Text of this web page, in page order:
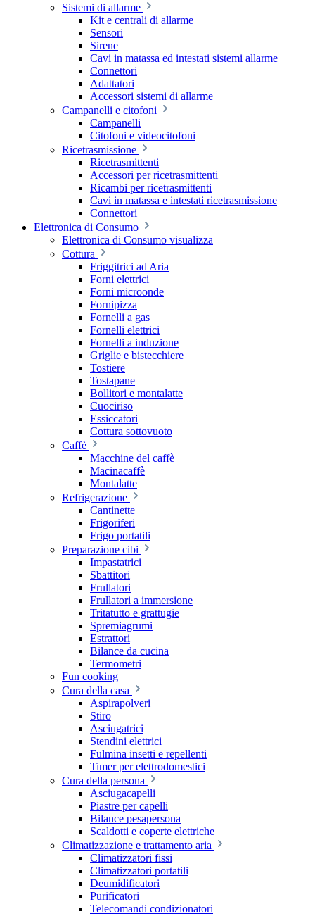
Sistemi di allarme
Kit e centrali di allarme
Sensori
Sirene
Cavi in matassa ed intestati sistemi allarme
Connettori
Adattatori
Accessori sistemi di allarme
Campanelli e citofoni
Campanelli
Citofoni e videocitofoni
Ricetrasmissione
Ricetrasmittenti
Accessori per ricetrasmittenti
Ricambi per ricetrasmittenti
Cavi in matassa e intestati ricetrasmissione
Connettori
Elettronica di Consumo
Elettronica di Consumo visualizza
Cottura
Friggitrici ad Aria
Forni elettrici
Forni microonde
Fornipizza
Fornelli a gas
Fornelli elettrici
Fornelli a induzione
Griglie e bistecchiere
Tostiere
Tostapane
Bollitori e montalatte
Cuociriso
Essiccatori
Cottura sottovuoto
Caffè
Macchine del caffè
Macinacaffè
Montalatte
Refrigerazione
Cantinette
Frigoriferi
Frigo portatili
Preparazione cibi
Impastatrici
Sbattitori
Frullatori
Frullatori a immersione
Tritatutto e grattugie
Spremiagrumi
Estrattori
Bilance da cucina
Termometri
Fun cooking
Cura della casa
Aspirapolveri
Stiro
Asciugatrici
Stendini elettrici
Fulmina insetti e repellenti
Timer per elettrodomestici
Cura della persona
Asciugacapelli
Piastre per capelli
Bilance pesapersona
Scaldotti e coperte elettriche
Climatizzazione e trattamento aria
Climatizzatori fissi
Climatizzatori portatili
Deumidificatori
Purificatori
Telecomandi condizionatori